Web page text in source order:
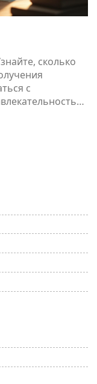
сколько
с
том, какие
можно
подходящий